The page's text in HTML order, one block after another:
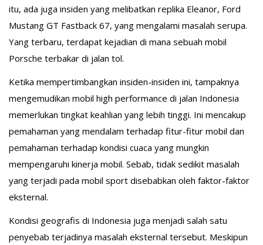
itu, ada juga insiden yang melibatkan replika Eleanor, Ford
Mustang GT Fastback 67, yang mengalami masalah serupa.
Yang terbaru, terdapat kejadian di mana sebuah mobil
Porsche terbakar di jalan tol.
Ketika mempertimbangkan insiden-insiden ini, tampaknya
mengemudikan mobil high performance di jalan Indonesia
memerlukan tingkat keahlian yang lebih tinggi. Ini mencakup
pemahaman yang mendalam terhadap fitur-fitur mobil dan
pemahaman terhadap kondisi cuaca yang mungkin
mempengaruhi kinerja mobil. Sebab, tidak sedikit masalah
yang terjadi pada mobil sport disebabkan oleh faktor-faktor
eksternal.
Kondisi geografis di Indonesia juga menjadi salah satu
penyebab terjadinya masalah eksternal tersebut. Meskipun